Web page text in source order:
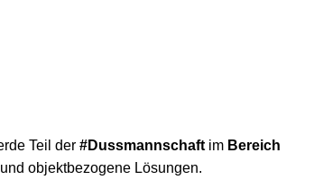
Teil der #Dussmannschaft im Bereich
objektbezogene Lösungen.